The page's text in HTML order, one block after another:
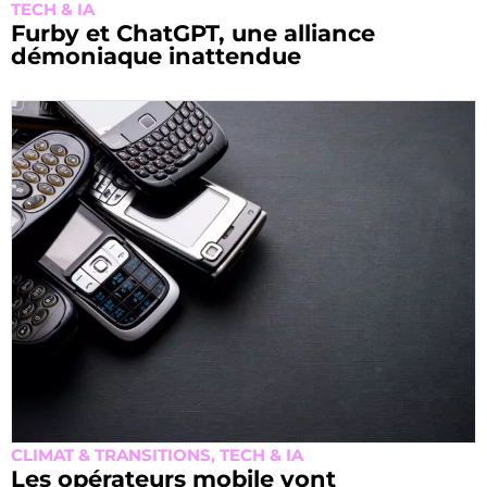
TECH & IA
Furby et ChatGPT, une alliance
démoniaque inattendue
CLIMAT & TRANSITIONS, TECH & IA
Les opérateurs mobile vont